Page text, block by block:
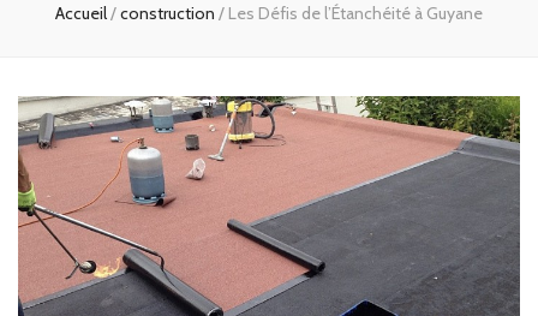
Accueil/construction / Les Défis de l’Étanchéité à Guyane